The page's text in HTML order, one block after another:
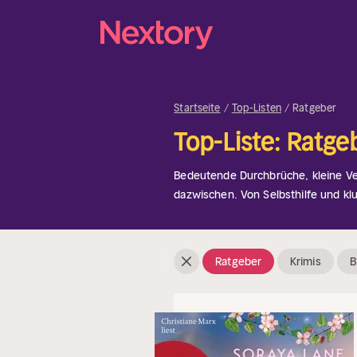
Startseite Top-Listen Ratgeber
Top-Liste:
Bedeutende Durchbrüche, kleine
dazwischen. Von Selbsthilfe und
findest du die beliebtesten Bücher
Weiterentwicklung. Entdecke
Spiritualität und Wohlbefinden
Ratgeber Krimis